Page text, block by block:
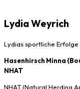
Lydia Weyrich
Lydias sportliche Erfolge
Hasenhirsch Minna
NHAT
NHAT (Natural Herding